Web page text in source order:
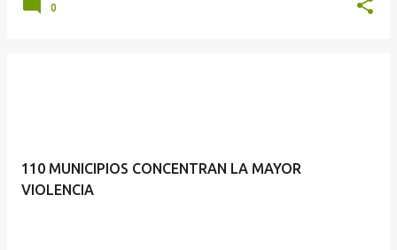
0
110 MUNICIPIOS CONCENTRAN LA MAYOR
VIOLENCIA